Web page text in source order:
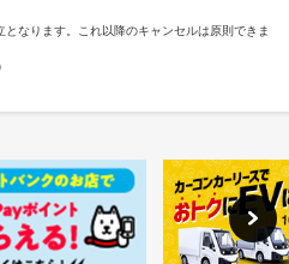
なります。これ以降のキャンセルは原則できま